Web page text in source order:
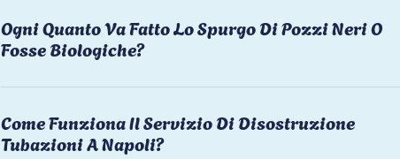
Ogni Quanto Va Fatto Lo Spurgo Di Pozzi Neri O
Fosse Biologiche?
Come Funziona Il Servizio Di Disostruzione
Tubazioni A Napoli?